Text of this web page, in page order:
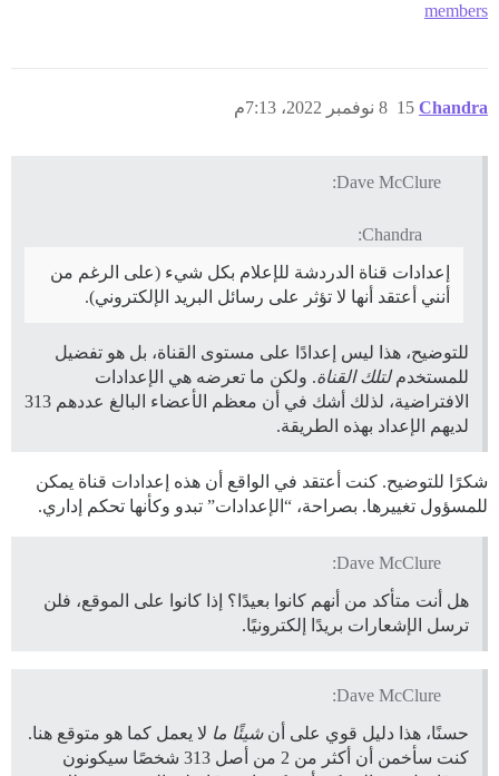
members
Chandra 8 نوفمبر 2022، 7:13م 15
Dave McClure:
Chandra:
إعدادات قناة الدردشة للإعلام بكل شيء (على الرغم من
أنني أعتقد أنها لا تؤثر على رسائل البريد الإلكتروني).
للتوضيح، هذا ليس إعدادًا على مستوى القناة، بل هو تفضيل
للمستخدملتلك القناة. ولكن ما تعرضه هي الإعدادات
الافتراضية، لذلك أشك في أن معظم الأعضاء البالغ عددهم 313
لديهم الإعداد بهذه الطريقة.
شكرًا للتوضيح. كنت أعتقد في الواقع أن هذه إعدادات قناة يمكن
للمسؤول تغييرها. بصراحة، “الإعدادات” تبدو وكأنها تحكم إداري.
Dave McClure:
هل أنت متأكد من أنهم كانوا بعيدًا؟ إذا كانوا على الموقع، فلن
ترسل الإشعارات بريدًا إلكترونيًا.
Dave McClure:
حسنًا، هذا دليل قوي على أنشيئًا ما لا يعمل كما هو متوقع هنا.
كنت سأخمن أن أكثر من 2 من أصل 313 شخصًا سيكونون